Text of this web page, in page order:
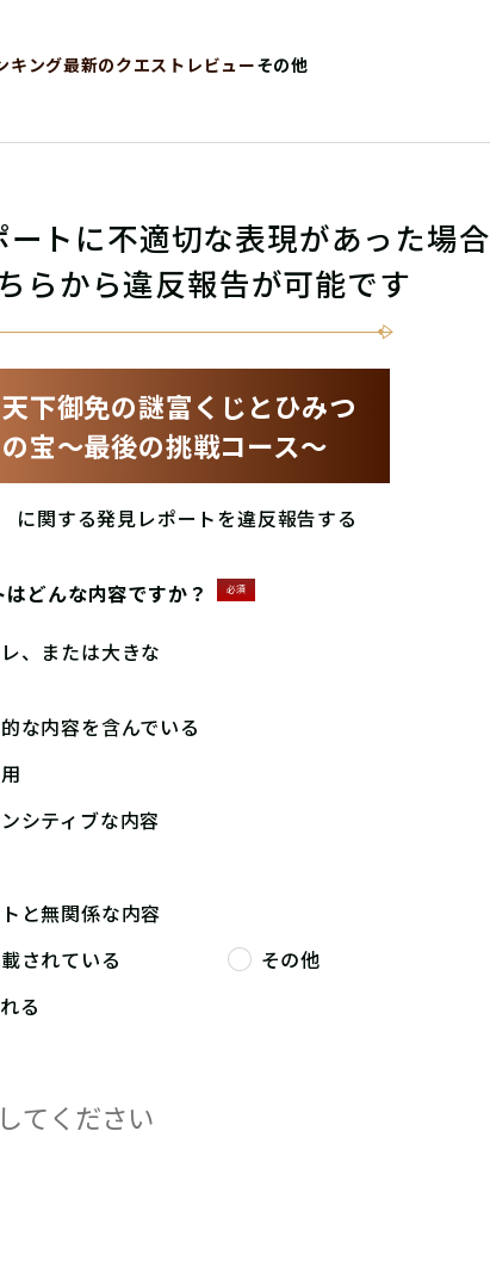
キング最新のクエストレビューその他
ートに不適切な表現があった場合
らから違反報告が可能です
天下御免の謎富くじとひみつ
の宝〜最後の挑戦コース〜
に関する発見レポートを違反報告する
どんな内容ですか？ 必須
、または大きな
な内容を含んでいる
シティブな内容
と無関係な内容
されている
その他
る